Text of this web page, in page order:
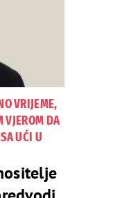
VRIJEME,
VJEROM DA
UĆI U